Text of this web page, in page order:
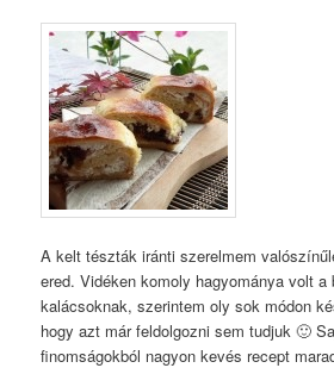
A kelt tészták iránti szerelmem
ered. Vidéken komoly hagyománya volt a
kalácsoknak, szerintem oly sok módon
hogy azt már feldolgozni sem tudjuk 🙂
finomságokból nagyon kevés recept